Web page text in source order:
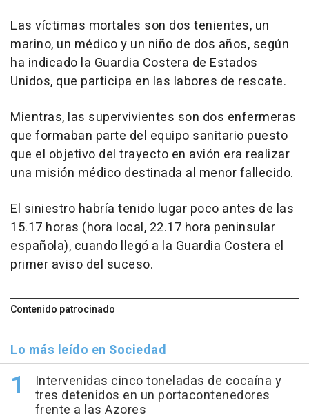
Las víctimas mortales son dos tenientes, un
marino, un médico y un niño de dos años, según
ha indicado la Guardia Costera de Estados
Unidos, que participa en las labores de rescate.
Mientras, las supervivientes son dos enfermeras
que formaban parte del equipo sanitario puesto
que el objetivo del trayecto en avión era realizar
una misión médico destinada al menor fallecido.
El siniestro habría tenido lugar poco antes de las
15.17 horas (hora local, 22.17 hora peninsular
española), cuando llegó a la Guardia Costera el
primer aviso del suceso.
Contenido patrocinado
Lo más leído en Sociedad
Intervenidas cinco toneladas de cocaína y
tres detenidos en un portacontenedores
frente a las Azores